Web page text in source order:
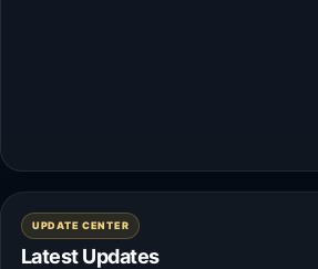
UPDATE CENTER
Latest Updates